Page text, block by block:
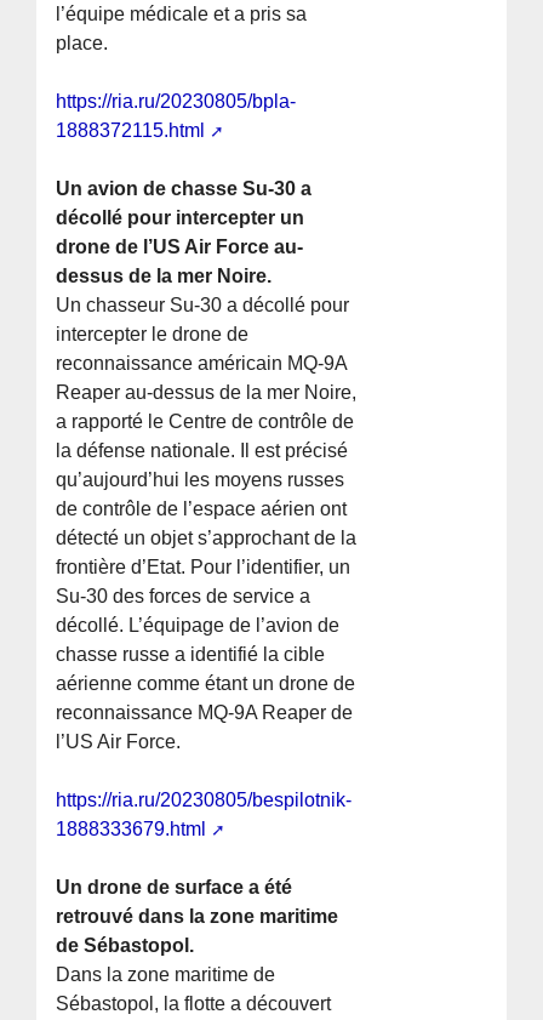
l’équipe médicale et a pris sa
place.
https://ria.ru/20230805/bpla-
1888372115.html
Un avion de chasse Su-30 a
décollé pour intercepter un
drone de l’US Air Force au-
dessus de la mer Noire.
Un chasseur Su-30 a décollé pour
intercepter le drone de
reconnaissance américain MQ-9A
Reaper au-dessus de la mer Noire,
a rapporté le Centre de contrôle de
la défense nationale. Il est précisé
qu’aujourd’hui les moyens russes
de contrôle de l’espace aérien ont
détecté un objet s’approchant de la
frontière d’Etat. Pour l’identifier, un
Su-30 des forces de service a
décollé. L’équipage de l’avion de
chasse russe a identifié la cible
aérienne comme étant un drone de
reconnaissance MQ-9A Reaper de
l’US Air Force.
https://ria.ru/20230805/bespilotnik-
1888333679.html
Un drone de surface a été
retrouvé dans la zone maritime
de Sébastopol.
Dans la zone maritime de
Sébastopol, la flotte a découvert